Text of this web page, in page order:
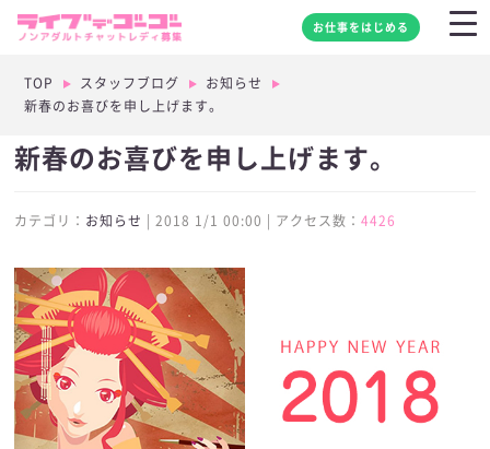
お仕事をはじめる
TOP スタッフブログ
お知らせ
新春のお喜びを申し上げます。
新春のお喜びを申し上げます。
カテゴリ： お知らせ | 2018 1/1 00:00 | アクセス数：4426